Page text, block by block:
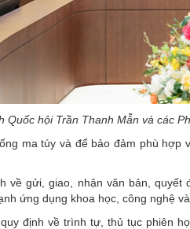
Quốc hội Trần Thanh Mẫn và các
ma túy và để bảo đảm phù
về gửi, giao, nhận văn bản,
ứng dụng khoa học, công nghệ
định về trình tự, thủ tục phiên